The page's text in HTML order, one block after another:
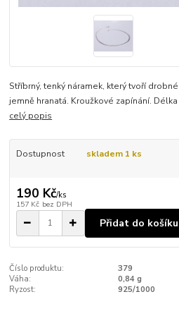
Stříbrný, tenký náramek, který tvoří
jemně hranatá. Kroužkové zapínání.
celý popis
Dostupnost skladem 1 ks
190 Kč/ks
157 Kč bez DPH
Přidat do košíku
Číslo produktu:
379
Váha:
0,84 g
Ryzost:
925/1000